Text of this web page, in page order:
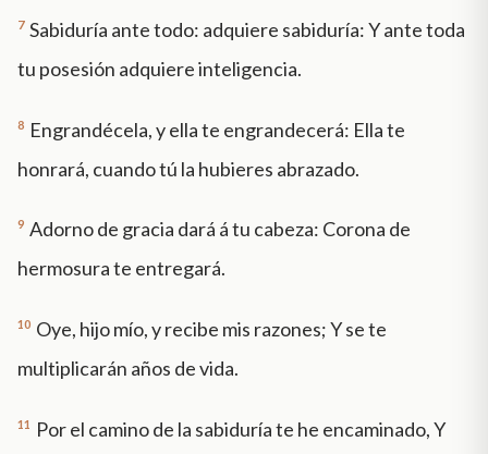
7 Sabiduría ante todo: adquiere sabiduría: Y ante toda
tu posesión adquiere inteligencia.
8 Engrandécela, y ella te engrandecerá: Ella te
honrará, cuando tú la hubieres abrazado.
9 Adorno de gracia dará á tu cabeza: Corona de
hermosura te entregará.
10 Oye, hijo mío, y recibe mis razones; Y se te
multiplicarán años de vida.
11
Por el camino de la sabiduría te he encaminado, Y